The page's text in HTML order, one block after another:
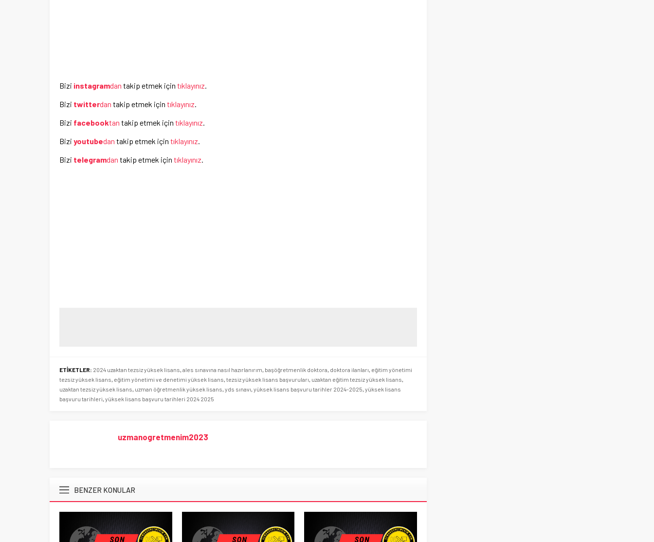
Bizi instagramdan takip etmek için tıklayınız.
Bizi twitterdan takip etmek için tıklayınız.
Bizi facebooktan takip etmek için tıklayınız.
Bizi youtubedan takip etmek için tıklayınız.
Bizi telegramdan takip etmek için tıklayınız.
ETİKETLER: 2024 uzaktan tezsiz yüksek lisans, ales sınavına nasıl hazırlanırım, başöğretmenlik doktora, doktora ilanları, eğitim yönetimi
tezsiz yüksek lisans, eğitim yönetimi ve denetimi yüksek lisans, tezsiz yüksek lisans başvuruları, uzaktan eğitim tezsiz yüksek lisans,
uzaktan tezsiz yüksek lisans, uzman öğretmenlik yüksek lisans, yds sınavı, yüksek lisans başvuru tarihler 2024-2025, yüksek lisans
başvuru tarihleri, yüksek lisans başvuru tarihleri 2024 2025
uzmanogretmenim2023
BENZER KONULAR